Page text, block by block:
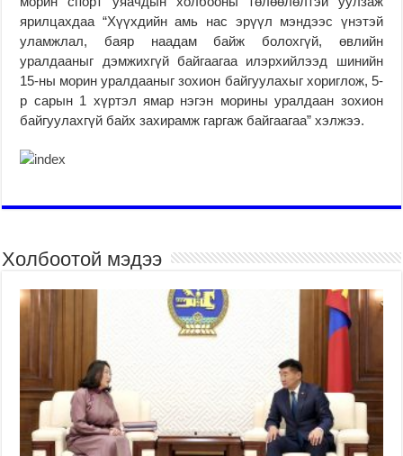
ярилцахдаа “Хүүхдийн амь нас эрүүл мэндээс үнэтэй
уламжлал, баяр наадам байж болохгүй, өвлийн
уралдааныг дэмжихгүй байгаагаа илэрхийлээд шинийн
15-ны морин уралдааныг зохион байгуулахыг хориглож, 5-
р сарын 1 хүртэл ямар нэгэн морины уралдаан зохион
байгуулахгүй байх захирамж гаргаж байгаагаа” хэлжээ.
Холбоотой мэдээ